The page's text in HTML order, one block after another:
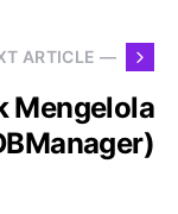
ARTICLE —
Mengelola